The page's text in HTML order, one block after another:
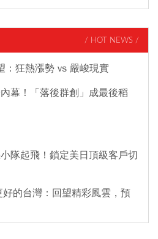
/ HOT NEWS /
：狂熱漲勢 vs 嚴峻現實
幕！「落後群創」成最後稻
隊起飛！鎖定美日頂級客戶切
的台灣：回望精彩風雲，預